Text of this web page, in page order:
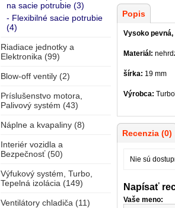
na sacie potrubie (3)
- Flexibilné sacie potrubie
(4)
Riadiace jednotky a
Elektronika (99)
Blow-off ventily (2)
Príslušenstvo motora,
Palivový systém (43)
Náplne a kvapaliny (8)
Interiér vozidla a
Bezpečnosť (50)
Výfukový systém, Turbo,
Tepelná izolácia (149)
Ventilátory chladiča (11)
Popis
Vysoko
Materiál:
šírka: 19 mm
Výrobca:
Recenzia (0)
Nie sú
Napísať
Vaše meno: